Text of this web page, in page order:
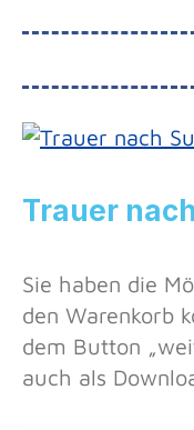
Trauer
Sie haben die
den Warenkorb
dem Button
auch als